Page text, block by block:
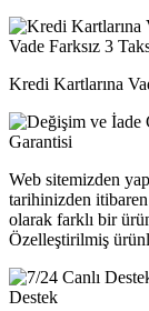
Vade Farksız 3
Kredi Kartlarına
Garantisi
Web sitemizden
tarihinizden
olarak farklı bir
Özelleştirilmiş
Destek